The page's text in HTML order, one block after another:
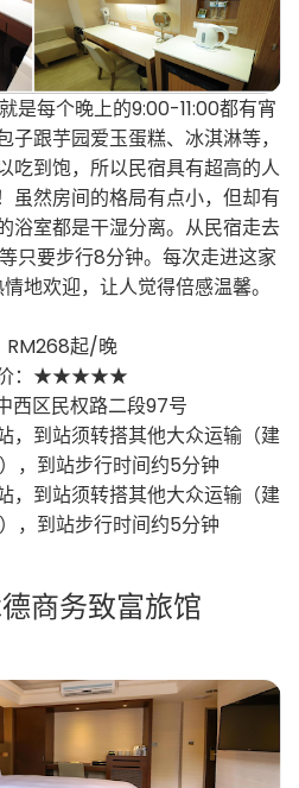
是每个晚上的9:00-11:00都有宵
跟芋园爱玉蛋糕、冰淇淋等，
吃到饱，所以民宿具有超高的人
虽然房间的格局有点小，但却有
浴室都是干湿分离。从民宿走去
只要步行8分钟。每次走进这家
地欢迎，让人觉得倍感温馨。
RM268起/晚
价：★★★★★
西区民权路二段97号
，到站须转搭其他大众运输（建
，到站步行时间约5分钟
，到站须转搭其他大众运输（建
，到站步行时间约5分钟
商务致富旅馆